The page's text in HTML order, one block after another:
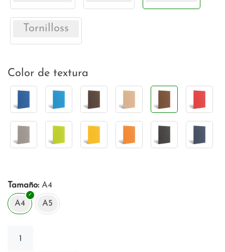
Tornilloss
Color de textura
Tamaño A4
A4 A5